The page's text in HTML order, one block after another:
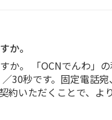
か。
か。 「OCNでんわ
30秒です。固定電話
約いただくことで、